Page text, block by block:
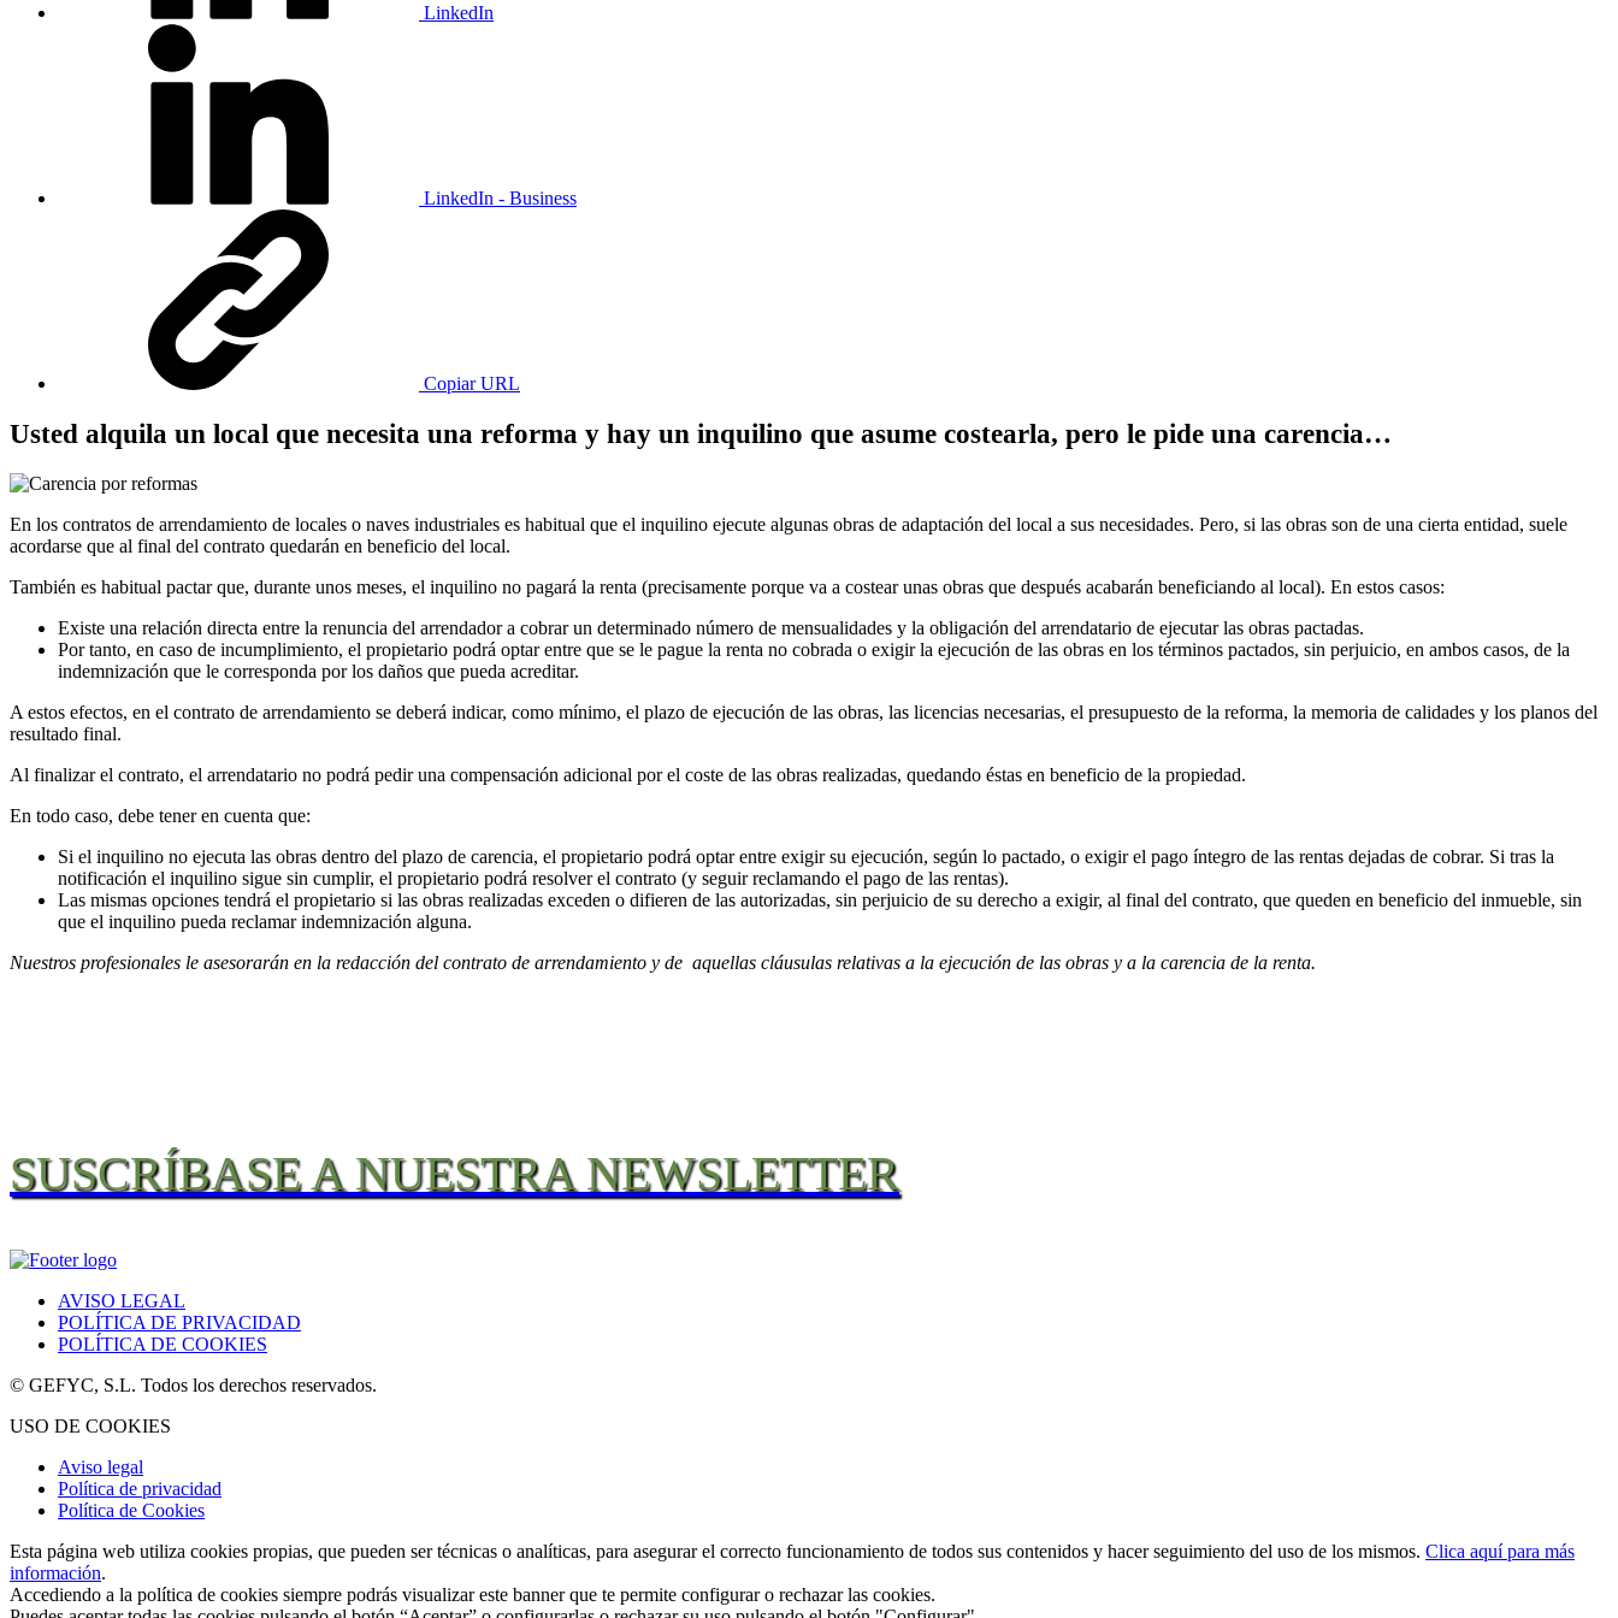
LinkedIn
LinkedIn - Business
Copiar URL
Usted alquila un local que necesita una reforma y hay un inquilino que asume costearla, pero le pide una carencia…
En los contratos de arrendamiento de locales o naves industriales es habitual que el inquilino ejecute algunas obras de adaptación del local a sus necesidades. Pero, si las obras son de una cierta entidad, suele
acordarse que al final del contrato quedarán en beneficio del local.
También es habitual pactar que, durante unos meses, el inquilino no pagará la renta (precisamente porque va a costear unas obras que después acabarán beneficiando al local). En estos casos:
Existe una relación directa entre la renuncia del arrendador a cobrar un determinado número de mensualidades y la obligación del arrendatario de ejecutar las obras pactadas.
Por tanto, en caso de incumplimiento, el propietario podrá optar entre que se le pague la renta no cobrada o exigir la ejecución de las obras en los términos pactados, sin perjuicio, en ambos casos, de la
indemnización que le corresponda por los daños que pueda acreditar.
A estos efectos, en el contrato de arrendamiento se deberá indicar, como mínimo, el plazo de ejecución de las obras, las licencias necesarias, el presupuesto de la reforma, la memoria de calidades y los planos del
resultado final.
Al finalizar el contrato, el arrendatario no podrá pedir una compensación adicional por el coste de las obras realizadas, quedando éstas en beneficio de la propiedad.
En todo caso, debe tener en cuenta que:
Si el inquilino no ejecuta las obras dentro del plazo de carencia, el propietario podrá optar entre exigir su ejecución, según lo pactado, o exigir el pago íntegro de las rentas dejadas de cobrar. Si tras la
notificación el inquilino sigue sin cumplir, el propietario podrá resolver el contrato (y seguir reclamando el pago de las rentas).
Las mismas opciones tendrá el propietario si las obras realizadas exceden o difieren de las autorizadas, sin perjuicio de su derecho a exigir, al final del contrato, que queden en beneficio del inmueble, sin
que el inquilino pueda reclamar indemnización alguna.
Nuestros profesionales le asesorarán en la redacción del contrato de arrendamiento y de aquellas cláusulas relativas a la ejecución de las obras y a la carencia de la renta.
SUSCRÍBASE A NUESTRA NEWSLETTER
AVISO LEGAL
POLÍTICA DE PRIVACIDAD
POLÍTICA DE COOKIES
© GEFYC, S.L. Todos los derechos reservados.
USO DE COOKIES
Aviso legal
Política de privacidad
Política de Cookies
Esta página web utiliza cookies propias, que pueden ser técnicas o analíticas, para asegurar el correcto funcionamiento de todos sus contenidos y hacer seguimiento del uso de los mismos. Clica aquí para más
información.
Accediendo a la política de cookies siempre podrás visualizar este banner que te permite configurar o rechazar las cookies.